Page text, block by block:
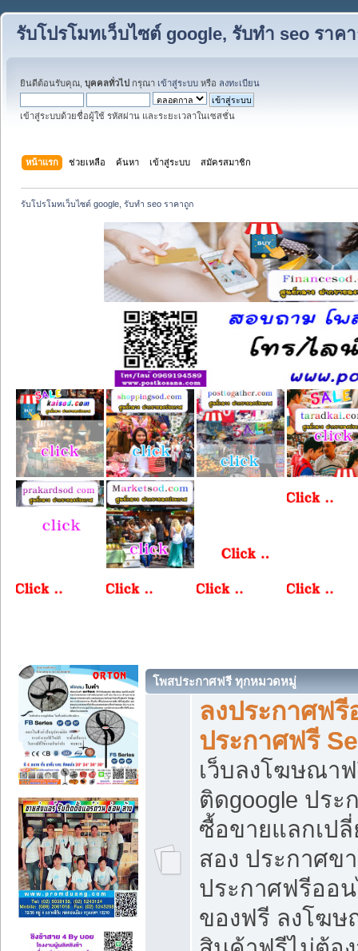
รับโปรโมทเว็บไซต์ google, รับทำ seo ราค
ยินดีต้อนรับคุณ, บุคคลทั่วไป กรุณา เข้าสู่ระบบ หรือ ลงทะเบียน
เข้าสู่ระบบด้วยชื่อผู้ใช้ รหัสผ่าน และระยะเวลาในเซสชั่น
หน้าแรก ช่วยเหลือ ค้นหา เข้าสู่ระบบ สมัครสมาชิก
รับโปรโมทเว็บไซต์ google, รับทำ seo ราคาถูก
โพสประกาศฟรี ทุกหมวดหมู่
ลงประกาศฟ
ประกาศฟรี
เว็บลงโฆษณา
ติดgoogle ปร
ซื้อขายแลกเป
สอง ประกาศข
ประกาศฟรีออ
ของฟรี ลงโฆ